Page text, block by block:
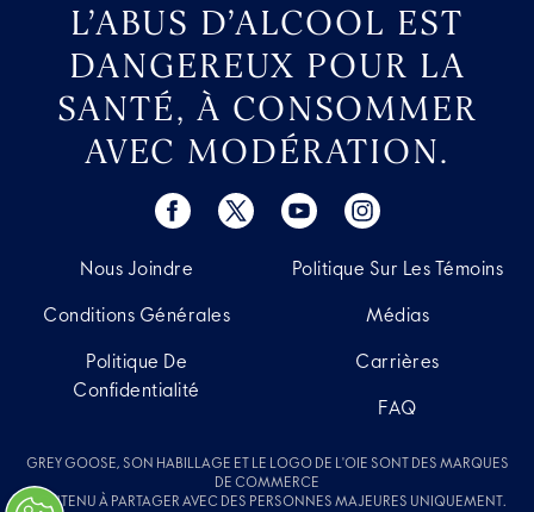
L’ABUS D’ALCOOL EST
DANGEREUX POUR LA
SANTÉ, À CONSOMMER
AVEC MODÉRATION.
Nous Joindre
Conditions Générales
Politique De
Confidentialité
Politique Sur Les Témoins
Médias
Carrières
FAQ
GREY GOOSE, SON HABILLAGE ET LE LOGO DE L'OIE SONT DES MARQUES
DE COMMERCE
CONTENU À PARTAGER AVEC DES PERSONNES MAJEURES UNIQUEMENT.